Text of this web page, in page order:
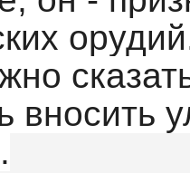
вносить